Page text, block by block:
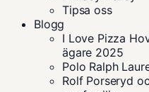
Tipsa oss
Blogg
I Love Pizza
ägare 2025
Polo Ralph
Rolf Porseryd